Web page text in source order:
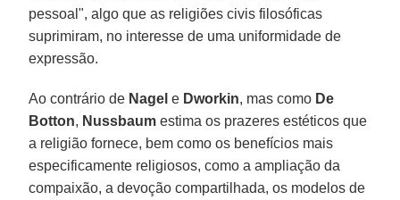
pessoal", algo que as religiões civis filosóficas
suprimiram, no interesse de uma uniformidade de
expressão.
Ao contrário de Nagel e Dworkin, mas como De
Botton, Nussbaum estima os prazeres estéticos que
a religião fornece, bem como os benefícios mais
especificamente religiosos, como a ampliação da
compaixão, a devoção compartilhada, os modelos de